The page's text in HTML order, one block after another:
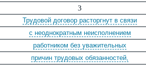
3
Трудовой договор расторгнут в связи
с неоднократным неисполнением
работником без уважительных
причин трудовых обязанностей,